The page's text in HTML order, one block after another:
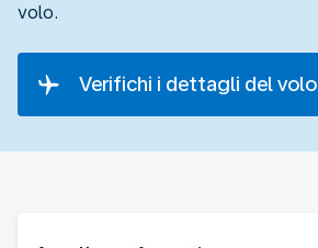
volo.
Verifichi i dettagli del volo